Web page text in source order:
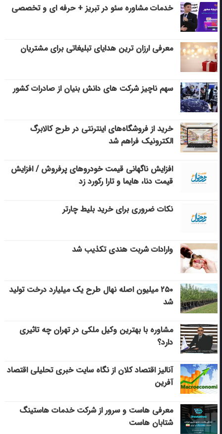
خدمات مشاوره سئو در تبریز + حرفه ای و تخصصی
معرفی ارزان ترین هدایای تبلیغاتی برای مشتریان
سهم ناچیز شرکت های دانش بنیان از صادرات کشور
خرید از فروشگاه‌های اینترنتی در طرح کالابرگ
الکترونیک فراهم شد
افزایش ناگهانی قیمت خودروهای پرفروش / افزایش
قیمت دنا، هایما و تارا رکورد زد
نکات ضروری برای خرید بلیط چارتر
وارادات شربت هندی تکذیب شد
۲۵۰ میلیون اصله نهال طرح یک میلیارد درخت تولید
شد
مشاوره با بهترین وکیل ملکی در تهران چه تاثیری
دارد؟
آنالیز اقتصاد کلان از نگاه سایت خبری تحلیلی اقتصاد
آفرین
معرفی هاست و سرور از شرکت خدمات هاستینگ
شتابان هاست